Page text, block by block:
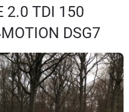
2.0 TDI 150
DSG7